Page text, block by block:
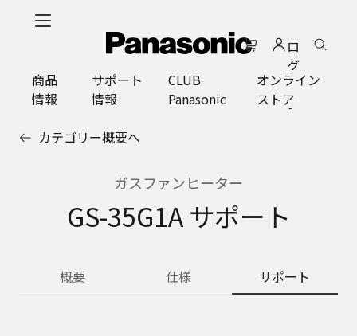
ロ
グ
イ
ン
商品
情報
サポート
情報
CLUB
Panasonic
オンライン
ストア
カテゴリー概要へ
ガスファンヒーター
GS-35G1A サポート
概要 仕様 サポート